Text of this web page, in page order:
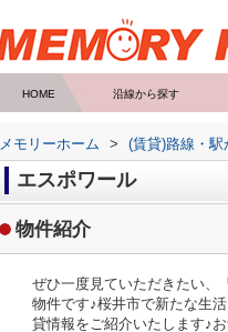
HOME 沿線から探す
メモリーホーム > (賃貸)路線・駅
エスポワール
物件紹介
ぜひ一度見ていただきたい、
物件です♪桜井市で新たな生
貸情報をご紹介いたします♪